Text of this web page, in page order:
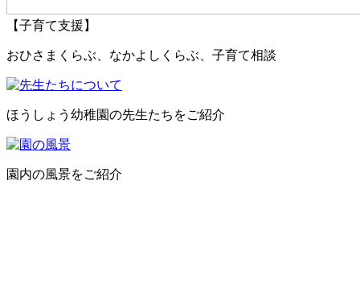
【子育て支援】
おひさまくらぶ、なかよしくらぶ、子育て相談
ほうしょう幼稚園の先生たちをご紹介
園内の風景をご紹介